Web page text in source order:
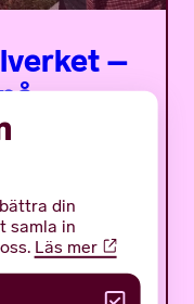
–
av Gotlands
botten av...
din
samla in
Läs mer